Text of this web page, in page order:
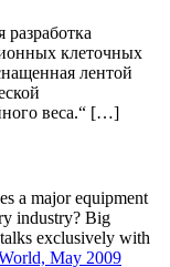
клеточных
лентой
веса.“ […]
a major equipment
industry? Big
exclusively with
May 2009